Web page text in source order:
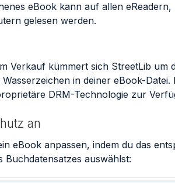
eBook kann auf allen eReadern,
gelesen werden.
Verkauf kümmert sich StreetLib um
in deiner eBook-Datei.
DRM-Technologie zur
an
eBook anpassen, indem du das
Buchdatensatzes auswählst: